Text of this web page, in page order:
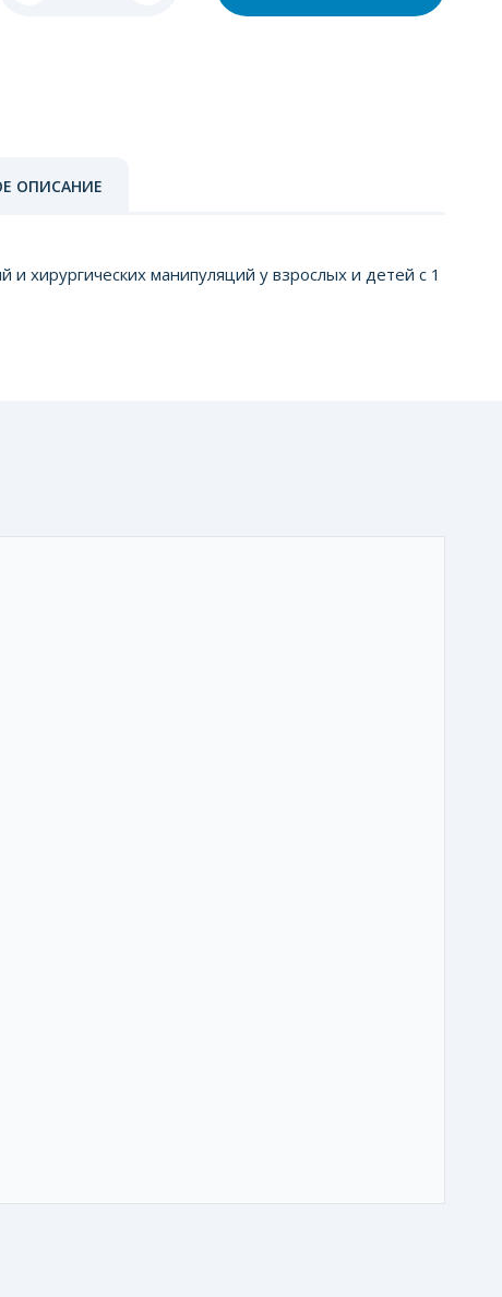
ОПИСАНИЕ
хирургических манипуляций у взрослых и детей с 1